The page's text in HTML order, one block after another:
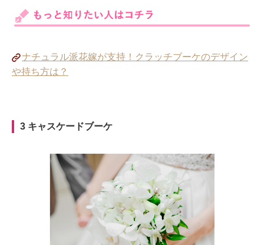
ナチュラル派花嫁が支持！クラッチブーケのデザイン
や持ち方は？
3 キャスケードブーケ